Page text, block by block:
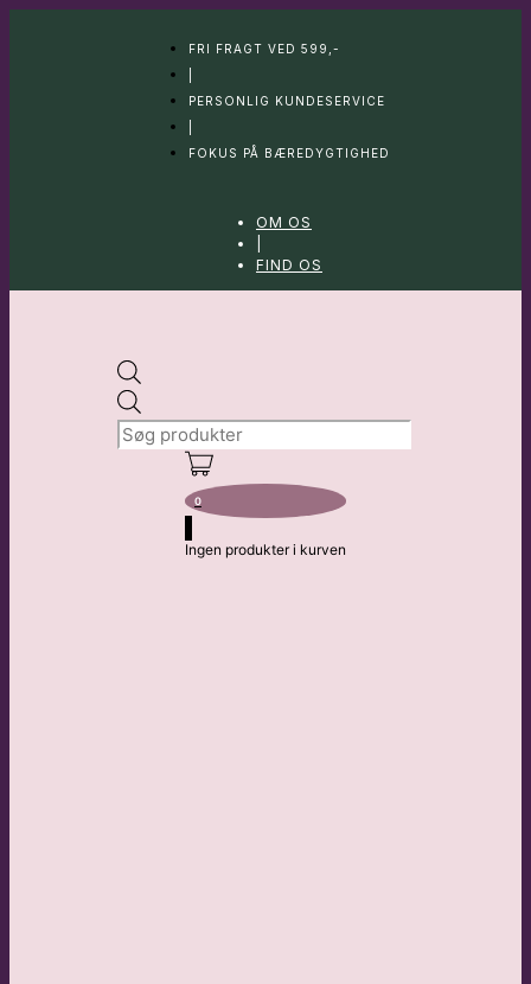
FRI FRAGT VED 599,-
PERSONLIG KUNDESERVICE
FOKUS PÅ BÆREDYGTIGHED
OM OS
FIND OS
search
0
Ingen produkter i kurven